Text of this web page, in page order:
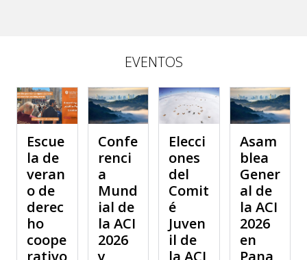
EVENTOS
Escue
la de
veran
o de
derec
ho
coope
Confe
renci
a
Mund
ial de
la ACI
2026
Elecci
ones
del
Comit
é
Juven
il de
Asam
blea
Gener
al de
la ACI
2026
en